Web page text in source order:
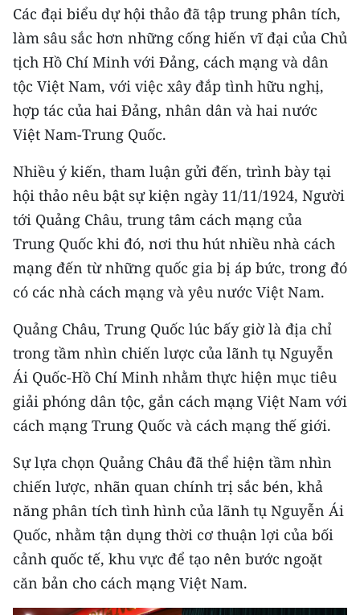
Media Thể thao
Media Giáo dục
Media Y tế
Media Khoa học - Công nghệ
Media Môi trường
Infographic
TIN MỚI
Trung du và miền núi phía Bắc
Đồng bằng sông Hồng
Bắc Trung Bộ
Duyên hải Nam Trung Bộ và Tây
Nguyên
Đông Nam Bộ
Đồng bằng sông Cửu Long
Chuyên trang Hà Nội
Các đại biểu dự hội thảo đã tập trung phân tích,
làm sâu sắc hơn những cống hiến vĩ đại của Chủ
tịch Hồ Chí Minh với Đảng, cách mạng và dân
tộc Việt Nam, với việc xây đắp tình hữu nghị,
hợp tác của hai Đảng, nhân dân và hai nước
Việt Nam-Trung Quốc.
Nhiều ý kiến, tham luận gửi đến, trình bày tại
hội thảo nêu bật sự kiện ngày 11/11/1924, Người
tới Quảng Châu, trung tâm cách mạng của
Trung Quốc khi đó, nơi thu hút nhiều nhà cách
mạng đến từ những quốc gia bị áp bức, trong đó
có các nhà cách mạng và yêu nước Việt Nam.
Quảng Châu, Trung Quốc lúc bấy giờ là địa chỉ
trong tầm nhìn chiến lược của lãnh tụ Nguyễn
Ái Quốc-Hồ Chí Minh nhằm thực hiện mục tiêu
giải phóng dân tộc, gắn cách mạng Việt Nam với
cách mạng Trung Quốc và cách mạng thế giới.
Sự lựa chọn Quảng Châu đã thể hiện tầm nhìn
chiến lược, nhãn quan chính trị sắc bén, khả
năng phân tích tình hình của lãnh tụ Nguyễn Ái
Quốc, nhằm tận dụng thời cơ thuận lợi của bối
cảnh quốc tế, khu vực để tạo nên bước ngoặt
căn bản cho cách mạng Việt Nam.